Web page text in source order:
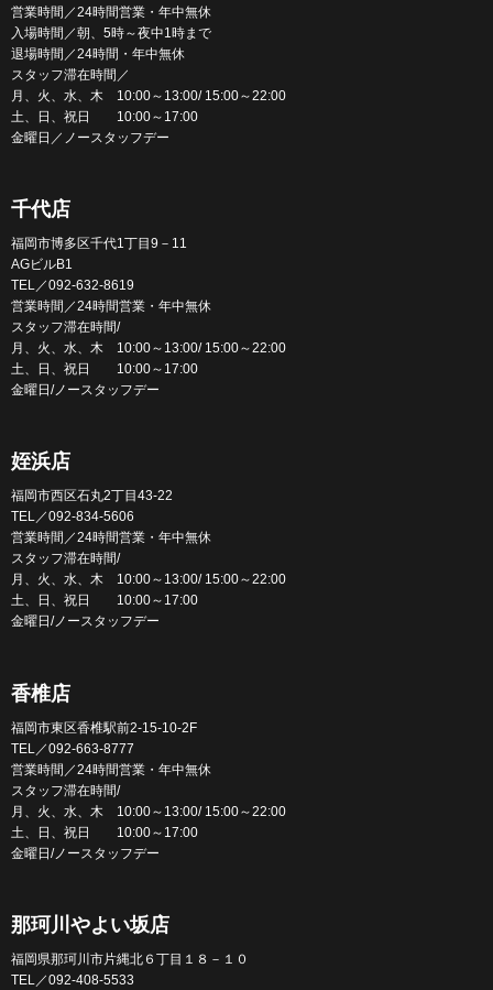
営業時間／24時間営業・年中無休
入場時間／朝、5時～夜中1時まで
退場時間／24時間・年中無休
スタッフ滞在時間／
月、火、水、木 10:00～13:00/ 15:00～22:00
土、日、祝日 10:00～17:00
金曜日／ノースタッフデー
千代店
福岡市博多区千代1丁目9－11
AGビルB1
TEL／092-632-8619
営業時間／24時間営業・年中無休
スタッフ滞在時間/
月、火、水、木 10:00～13:00/ 15:00～22:00
土、日、祝日 10:00～17:00
金曜日/ノースタッフデー
姪浜店
福岡市西区石丸2丁目43-22
TEL／092-834-5606
営業時間／24時間営業・年中無休
スタッフ滞在時間/
月、火、水、木 10:00～13:00/ 15:00～22:00
土、日、祝日 10:00～17:00
金曜日/ノースタッフデー
香椎店
福岡市東区香椎駅前2-15-10-2F
TEL／092-663-8777
営業時間／24時間営業・年中無休
スタッフ滞在時間/
月、火、水、木 10:00～13:00/ 15:00～22:00
土、日、祝日 10:00～17:00
金曜日/ノースタッフデー
那珂川やよい坂店
福岡県那珂川市片縄北６丁目１８－１０
TEL／092-408-5533